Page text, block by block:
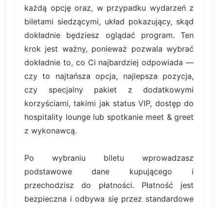
każdą opcję oraz, w przypadku wydarzeń z
biletami siedzącymi, układ pokazujący, skąd
dokładnie będziesz oglądać program. Ten
krok jest ważny, ponieważ pozwala wybrać
dokładnie to, co Ci najbardziej odpowiada —
czy to najtańsza opcja, najlepsza pozycja,
czy specjalny pakiet z dodatkowymi
korzyściami, takimi jak status VIP, dostęp do
hospitality lounge lub spotkanie meet & greet
z wykonawcą.
Po wybraniu biletu wprowadzasz
podstawowe dane kupującego i
przechodzisz do płatności. Płatność jest
bezpieczna i odbywa się przez standardowe